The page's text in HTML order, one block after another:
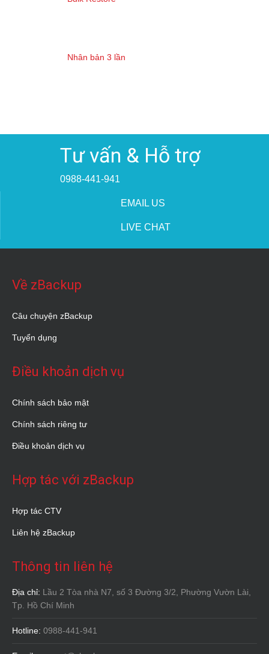
Nhân bản 3 lần
Tư vấn & Hỗ trợ
0988-441-941
EMAIL US
LIVE CHAT
Về zBackup
Câu chuyện zBackup
Tuyển dụng
Điều khoản dịch vụ
Chính sách bảo mật
Chính sách riêng tư
Điều khoản dịch vụ
Hợp tác với zBackup
Hợp tác CTV
Liên hệ zBackup
Thông tin liên hệ
Địa chỉ: Lầu 2 Tòa nhà N7, số 3 Đường 3/2, Phường Vườn Lài,
Tp. Hồ Chí Minh
Hotline: 0988-441-941